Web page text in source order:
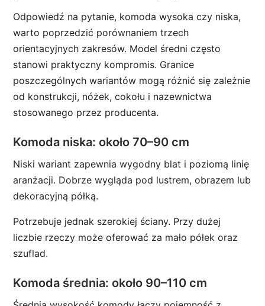
Odpowiedź na pytanie, komoda wysoka czy niska,
warto poprzedzić porównaniem trzech
orientacyjnych zakresów. Model średni często
stanowi praktyczny kompromis. Granice
poszczególnych wariantów mogą różnić się zależnie
od konstrukcji, nóżek, cokołu i nazewnictwa
stosowanego przez producenta.
Komoda niska: około 70–90 cm
Niski wariant zapewnia wygodny blat i poziomą linię
aranżacji. Dobrze wygląda pod lustrem, obrazem lub
dekoracyjną półką.
Potrzebuje jednak szerokiej ściany. Przy dużej
liczbie rzeczy może oferować za mało półek oraz
szuflad.
Komoda średnia: około 90–110 cm